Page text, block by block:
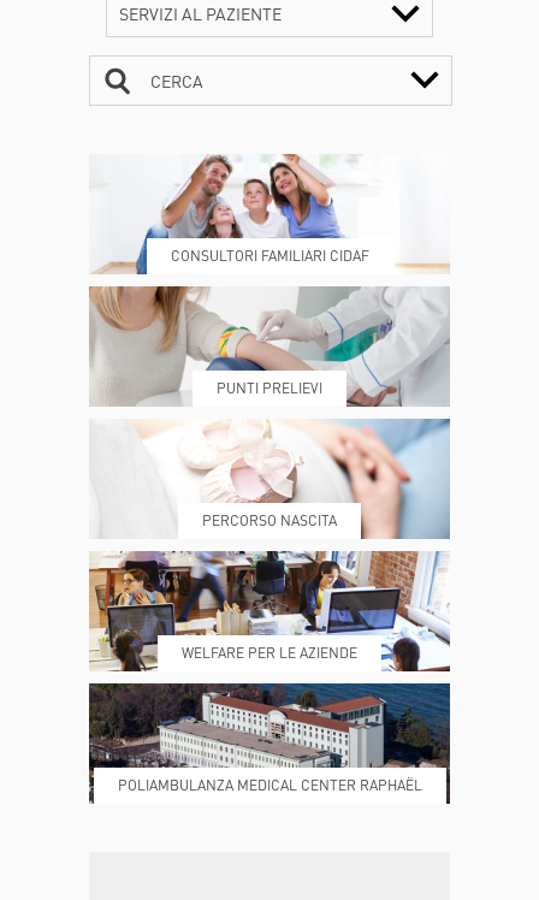
SERVIZI AL PAZIENTE
DOVE SIAMO ESAMI E VISITE
PRENOTA MY POLI
REFERTI REPARTI
DONA ORA MAGAZINE
CERCA
CONSULTORI FAMILIARI CIDAF
PUNTI PRELIEVI
PERCORSO NASCITA
WELFARE PER LE AZIENDE
POLIAMBULANZA MEDICAL CENTER RAPHAËL